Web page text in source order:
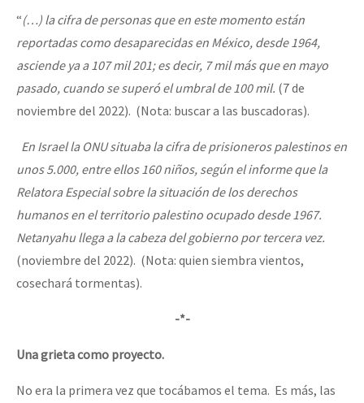
“(…) la cifra de personas que en este momento están
reportadas como desaparecidas en México, desde 1964,
asciende ya a 107 mil 201; es decir, 7 mil más que en mayo
pasado, cuando se superó el umbral de 100 mil. (7 de
noviembre del 2022). (Nota: buscar a las buscadoras).
En Israel la ONU situaba la cifra de prisioneros palestinos en
unos 5.000, entre ellos 160 niños, según el informe que la
Relatora Especial sobre la situación de los derechos
humanos en el territorio palestino ocupado desde 1967.
Netanyahu llega a la cabeza del gobierno por tercera vez.
(noviembre del 2022). (Nota: quien siembra vientos,
cosechará tormentas).
-*-
Una grieta como proyecto.
No era la primera vez que tocábamos el tema. Es más, las